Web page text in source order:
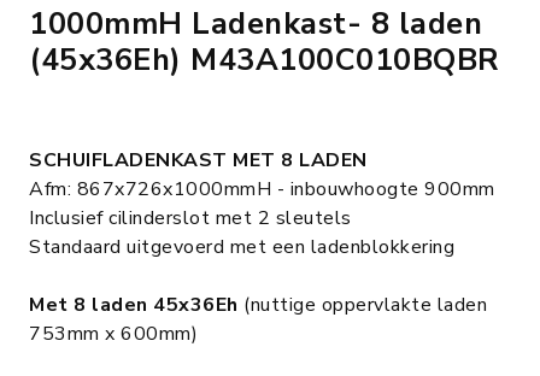
1000mmH Ladenkast- 8 laden
(45x36Eh) M43A100C010BQBR
SCHUIFLADENKAST MET 8 LADEN
Afm: 867x726x1000mmH - inbouwhoogte 900mm
Inclusief cilinderslot met 2 sleutels
Standaard uitgevoerd met een ladenblokkering
Met 8 laden 45x36Eh (nuttige oppervlakte laden
753mm x 600mm)